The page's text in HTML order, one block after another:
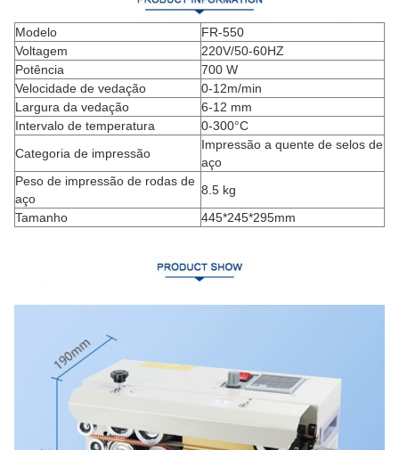
Modelo
FR-550
Voltagem
220V/50-60HZ
Potência
700 W
Velocidade de vedação
0-12m/min
Largura da vedação
6-12 mm
Intervalo de temperatura
0-300°C
Categoria de impressão
Impressão a quente de selos de
aço
Peso de impressão de rodas de
aço
8.5 kg
Tamanho
445*245*295mm